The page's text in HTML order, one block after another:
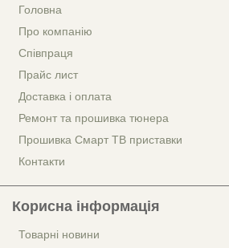
Головна
Про компанію
Співпраця
Прайс лист
Доставка і оплата
Ремонт та прошивка тюнера
Прошивка Смарт ТВ приставки
Контакти
Корисна інформація
Товарні новини